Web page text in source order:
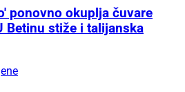
ponovno okuplja čuvare
Betinu stiže i talijanska